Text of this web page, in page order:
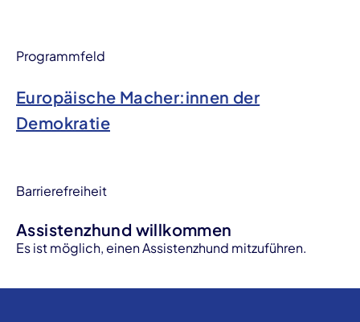
Programmfeld
Europäische Macher:innen der
Demokratie
Barrierefreiheit
Assistenzhund willkommen
Es ist möglich, einen Assistenzhund mitzuführen.